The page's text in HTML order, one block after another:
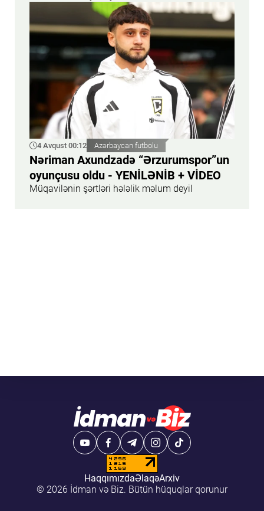
4 Avqust 00:12 Azərbaycan futbolu
Nəriman Axundzadə “Ərzurumspor”un
oyunçusu oldu - YENİLƏNİB + VİDEO
Müqavilənin şərtləri hələlik məlum deyil
HaqqımızdaƏlaqəArxiv
© 2026 İdman və Biz. Bütün hüquqlar qorunur